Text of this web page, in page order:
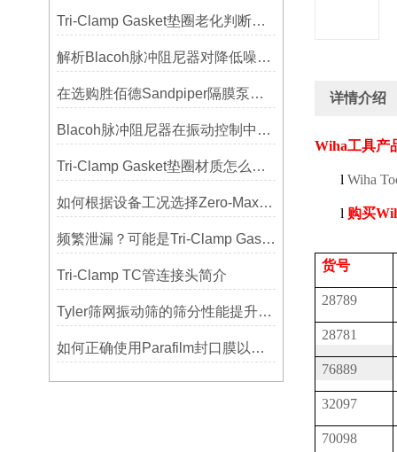
Tri-Clamp Gasket垫圈老化判断，定期更换维护要点
解析Blacoh脉冲阻尼器对降低噪音的显著作用
在选购胜佰德Sandpiper隔膜泵时应该注意哪些关键参数？
Blacoh脉冲阻尼器在振动控制中的作用分析
Tri-Clamp Gasket垫圈材质怎么选？EPDM、硅胶还是PTFE？
如何根据设备工况选择Zero-Max联轴器？
频繁泄漏？可能是Tri-Clamp Gasket垫圈安装的这5个误区导致的
Tri-Clamp TC管连接头简介
Tyler筛网振动筛的筛分性能提升技巧
如何正确使用Parafilm封口膜以确保实验结果的准确性？
详情介绍
Wiha工具产
l Wiha
l 购买
货号
28789
28781
76889
32097
70098